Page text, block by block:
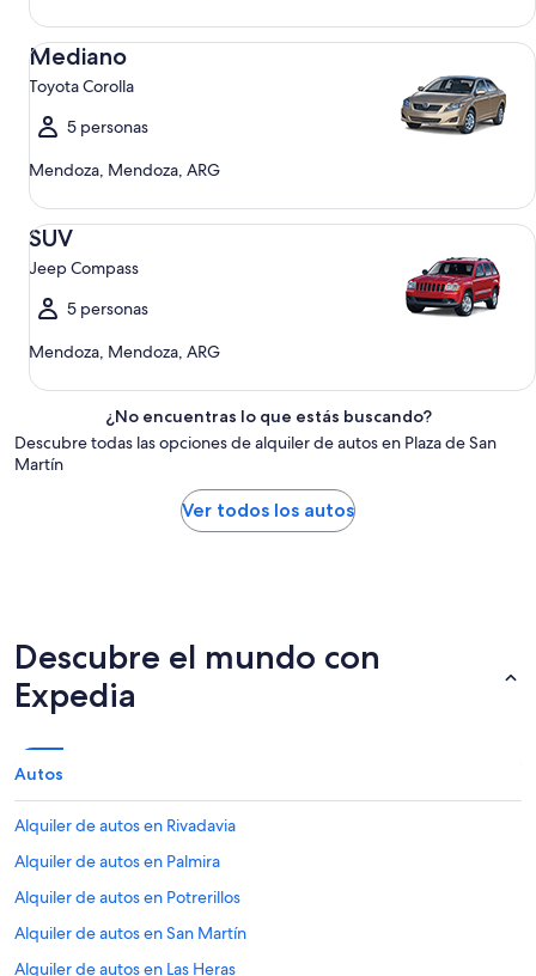
Mediano
Toyota Corolla
5 personas
Mendoza, Mendoza, ARG
Mediano Toyota Corolla
SUV
Jeep Compass
5 personas
Mendoza, Mendoza, ARG
SUV Jeep Compass
¿No encuentras lo que estás buscando?
Descubre todas las opciones de alquiler de autos en Plaza de San
Martín
Ver todos los autos
Descubre el mundo con
Expedia
Autos
Alquiler de autos en Rivadavia
Alquiler de autos en Palmira
Alquiler de autos en Potrerillos
Alquiler de autos en San Martín
Alquiler de autos en Las Heras